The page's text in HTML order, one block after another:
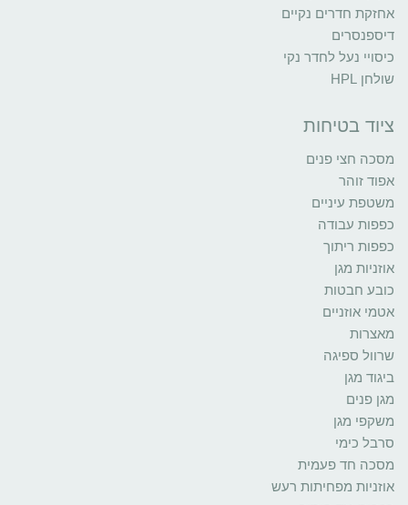
אחזקת חדרים נקיים
דיספנסרים
כיסויי נעל לחדר נקי
שולחן HPL
ציוד בטיחות
מסכה חצי פנים
אפוד זוהר
משטפת עיניים
כפפות עבודה
כפפות ריתוך
אוזניות מגן
כובע חבטות
אטמי אוזניים
מאצרות
שרוול ספיגה
ביגוד מגן
מגן פנים
משקפי מגן
סרבל כימי
מסכה חד פעמית
אוזניות מפחיתות רעש